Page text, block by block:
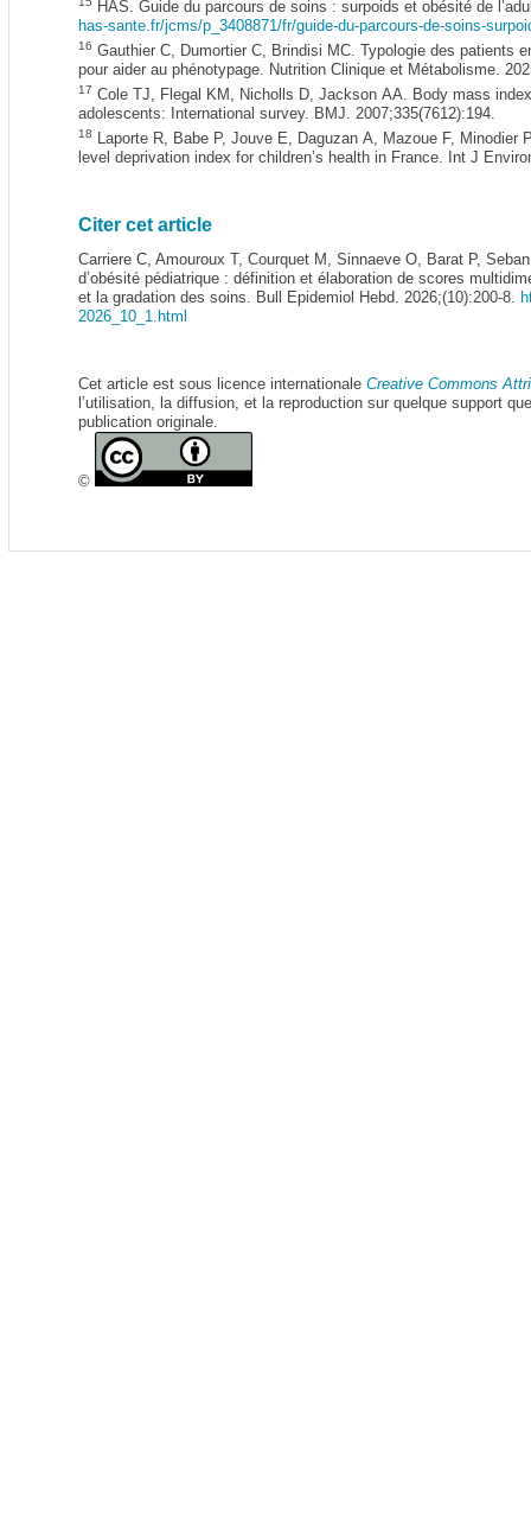
HAS. Guide du parcours de soins : surpoids et obésité de
has-sante.fr/jcms/p_3408871/fr/guide-du-parcours-de-soins-
16 Gauthier C, Dumortier C, Brindisi MC. Typologie des patients
pour aider au phénotypage. Nutrition Clinique et Métabolisme.
17 Cole TJ, Flegal KM, Nicholls D, Jackson AA. Body mass
adolescents: International survey. BMJ. 2007;335(7612):194.
18 Laporte R, Babe P, Jouve E, Daguzan A, Mazoue F, Minodier
level deprivation index for children’s health in France. Int J
Citer cet article
Carriere C, Amouroux T, Courquet M, Sinnaeve O, Barat P,
d’obésité pédiatrique : définition et élaboration de scores
et la gradation des soins. Bull Epidemiol Hebd. 2026;(10):200-8.
2026_10_1.html
Cet article est sous licence internationale Creative Commons
l’utilisation, la diffusion, et la reproduction sur quelque support
publication originale.
©